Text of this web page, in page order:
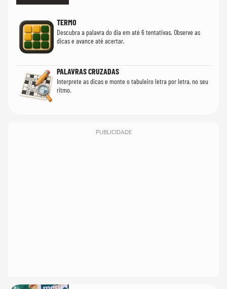
TERMO
Descubra a palavra do dia em até 6 tentativas. Observe as
dicas e avance até acertar.
PALAVRAS CRUZADAS
Interprete as dicas e monte o tabuleiro letra por letra, no seu
ritmo.
PUBLICIDADE